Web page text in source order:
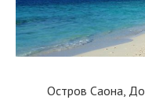
Остров Саона,